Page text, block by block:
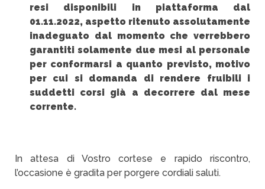
resi disponibili in piattaforma dal
01.11.2022, aspetto ritenuto assolutamente
inadeguato dal momento che verrebbero
garantiti solamente due mesi al personale
per conformarsi a quanto previsto, motivo
per cui si domanda di rendere fruibili i
suddetti corsi già a decorrere dal mese
corrente.
In attesa di Vostro cortese e rapido riscontro,
l’occasione è gradita per porgere cordiali saluti.